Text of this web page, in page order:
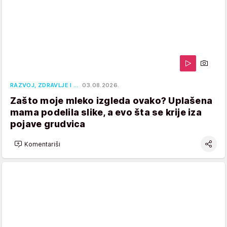
RAZVOJ, ZDRAVLJE I … 03.08.2026.
Zašto moje mleko izgleda ovako? Uplašena
mama podelila slike, a evo šta se krije iza
pojave grudvica
Komentariši